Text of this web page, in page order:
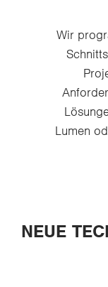
Wir
Lumen
NEUE